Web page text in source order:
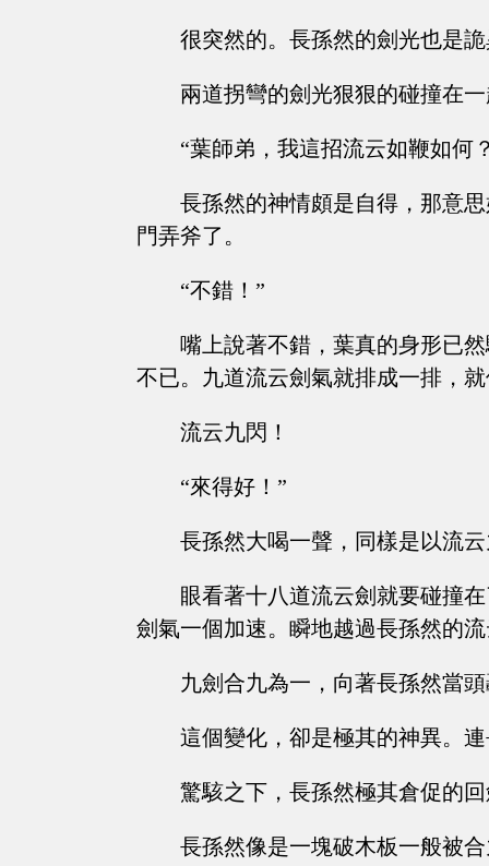
很突然的。長孫然的劍光也是
兩道拐彎的劍光狠狠的碰撞在
“葉師弟，我這招流云如鞭如何
長孫然的神情頗是自得，那意
門弄斧了。
“不錯！”
嘴上說著不錯，葉真的身形已
不已。九道流云劍氣就排成一排，
流云九閃！
“來得好！”
長孫然大喝一聲，同樣是以流
眼看著十八道流云劍就要碰撞
劍氣一個加速。瞬地越過長孫然的
九劍合九為一，向著長孫然當
這個變化，卻是極其的神異。
驚駭之下，長孫然極其倉促的
長孫然像是一塊破木板一般被